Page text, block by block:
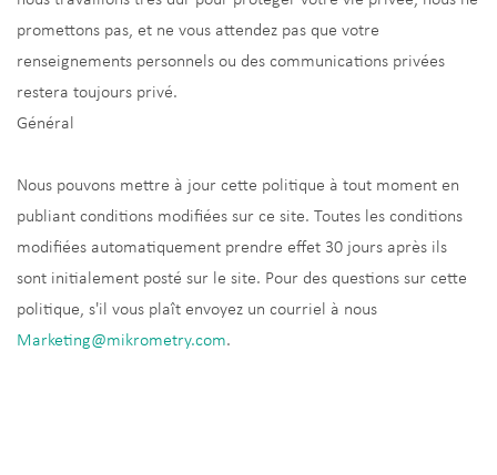
promettons pas, et ne vous attendez pas que votre
renseignements personnels ou des communications privées
restera toujours privé.
Général
Nous pouvons mettre à jour cette politique à tout moment en
publiant conditions modifiées sur ce site. Toutes les conditions
modifiées automatiquement prendre effet 30 jours après ils
sont initialement posté sur le site. Pour des questions sur cette
politique, s'il vous plaît envoyez un courriel à nous
Marketing@mikrometry.com.